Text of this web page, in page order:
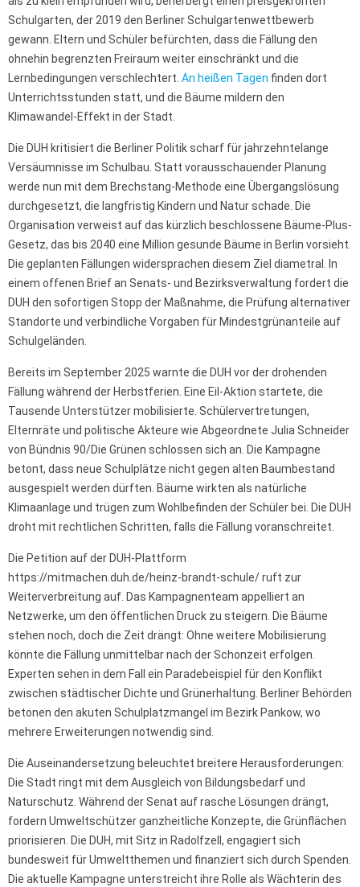
Schulgarten, der 2019 den Berliner Schulgartenwettbewerb
gewann. Eltern und Schüler befürchten, dass die Fällung den
ohnehin begrenzten Freiraum weiter einschränkt und die
Lernbedingungen verschlechtert. An heißen Tagen finden dort
Unterrichtsstunden statt, und die Bäume mildern den
Klimawandel-Effekt in der Stadt.
Die DUH kritisiert die Berliner Politik scharf für jahrzehntelange
Versäumnisse im Schulbau. Statt vorausschauender Planung
werde nun mit dem Brechstang-Methode eine Übergangslösung
durchgesetzt, die langfristig Kindern und Natur schade. Die
Organisation verweist auf das kürzlich beschlossene Bäume-Plus-
Gesetz, das bis 2040 eine Million gesunde Bäume in Berlin vorsieht.
Die geplanten Fällungen widersprachen diesem Ziel diametral. In
einem offenen Brief an Senats- und Bezirksverwaltung fordert die
DUH den sofortigen Stopp der Maßnahme, die Prüfung alternativer
Standorte und verbindliche Vorgaben für Mindestgrünanteile auf
Schulgeländen.
Bereits im September 2025 warnte die DUH vor der drohenden
Fällung während der Herbstferien. Eine Eil-Aktion startete, die
Tausende Unterstützer mobilisierte. Schülervertretungen,
Elternräte und politische Akteure wie Abgeordnete Julia Schneider
von Bündnis 90/Die Grünen schlossen sich an. Die Kampagne
betont, dass neue Schulplätze nicht gegen alten Baumbestand
ausgespielt werden dürften. Bäume wirkten als natürliche
Klimaanlage und trügen zum Wohlbefinden der Schüler bei. Die DUH
droht mit rechtlichen Schritten, falls die Fällung voranschreitet.
Die Petition auf der DUH-Plattform
https://mitmachen.duh.de/heinz-brandt-schule/ ruft zur
Weiterverbreitung auf. Das Kampagnenteam appelliert an
Netzwerke, um den öffentlichen Druck zu steigern. Die Bäume
stehen noch, doch die Zeit drängt: Ohne weitere Mobilisierung
könnte die Fällung unmittelbar nach der Schonzeit erfolgen.
Experten sehen in dem Fall ein Paradebeispiel für den Konflikt
zwischen städtischer Dichte und Grünerhaltung. Berliner Behörden
betonen den akuten Schulplatzmangel im Bezirk Pankow, wo
mehrere Erweiterungen notwendig sind.
Die Auseinandersetzung beleuchtet breitere Herausforderungen:
Die Stadt ringt mit dem Ausgleich von Bildungsbedarf und
Naturschutz. Während der Senat auf rasche Lösungen drängt,
fordern Umweltschützer ganzheitliche Konzepte, die Grünflächen
priorisieren. Die DUH, mit Sitz in Radolfzell, engagiert sich
bundesweit für Umweltthemen und finanziert sich durch Spenden.
Die aktuelle Kampagne unterstreicht ihre Rolle als Wächterin des